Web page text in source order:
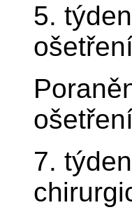
5.
7.